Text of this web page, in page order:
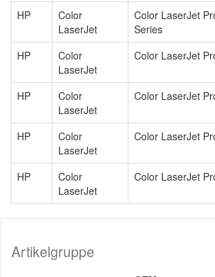
HP
Color
LaserJet
Color LaserJet
Series
HP
Color
LaserJet
Color LaserJet
HP
Color
LaserJet
Color LaserJet
HP
Color
LaserJet
Color LaserJet
HP
Color
LaserJet
Color LaserJet
Artikelgruppe